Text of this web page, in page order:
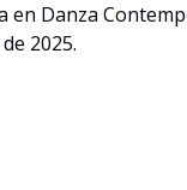
en Danza
2025.